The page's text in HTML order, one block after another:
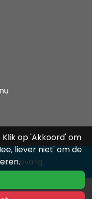
op 'Akkoord' om
liever niet' om de